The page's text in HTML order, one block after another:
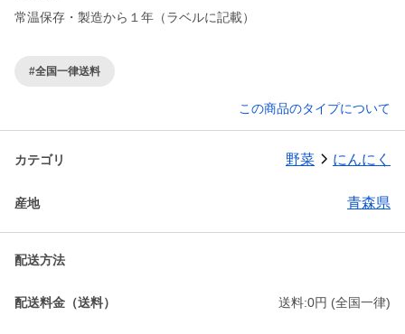
常温保存・製造から１年（ラベルに記載）
#全国一律送料
この商品のタイプについて
カテゴリ 野菜 にんにく
産地 青森県
配送方法
配送料金（送料） 送料:0円 (全国一律)